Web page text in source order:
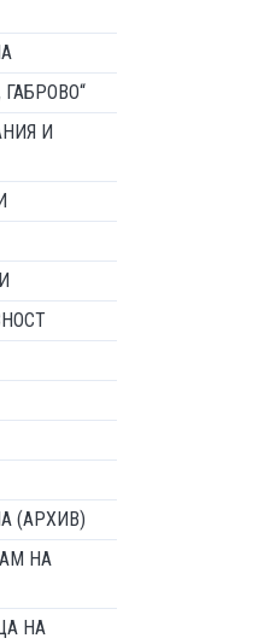
И
(АРХИВ)
НА
НА